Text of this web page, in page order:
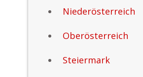
Niederösterreich
Oberösterreich
Steiermark